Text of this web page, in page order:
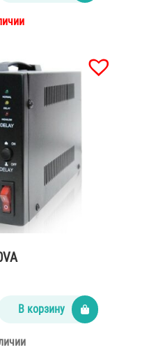
В корзину